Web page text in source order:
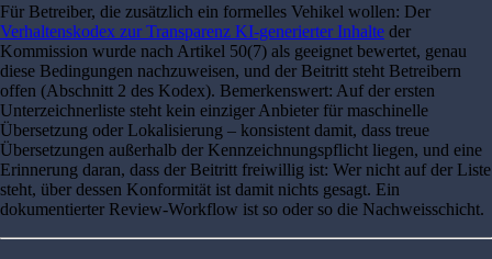
Für Betreiber, die zusätzlich ein formelles Vehikel wollen: Der
Verhaltenskodex zur Transparenz KI-generierter Inhalte der
Kommission wurde nach Artikel 50(7) als geeignet bewertet, genau
diese Bedingungen nachzuweisen, und der Beitritt steht Betreibern
offen (Abschnitt 2 des Kodex). Bemerkenswert: Auf der ersten
Unterzeichnerliste steht kein einziger Anbieter für maschinelle
Übersetzung oder Lokalisierung – konsistent damit, dass treue
Übersetzungen außerhalb der Kennzeichnungspflicht liegen, und eine
Erinnerung daran, dass der Beitritt freiwillig ist: Wer nicht auf der Liste
steht, über dessen Konformität ist damit nichts gesagt. Ein
dokumentierter Review-Workflow ist so oder so die Nachweisschicht.